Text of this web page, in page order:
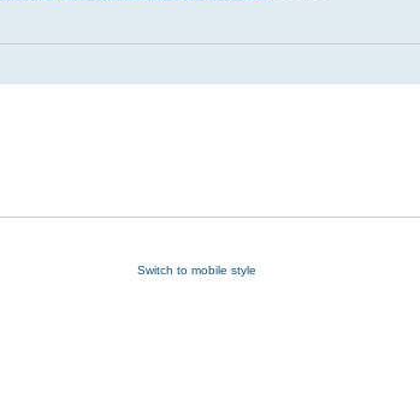
Switch to mobile style